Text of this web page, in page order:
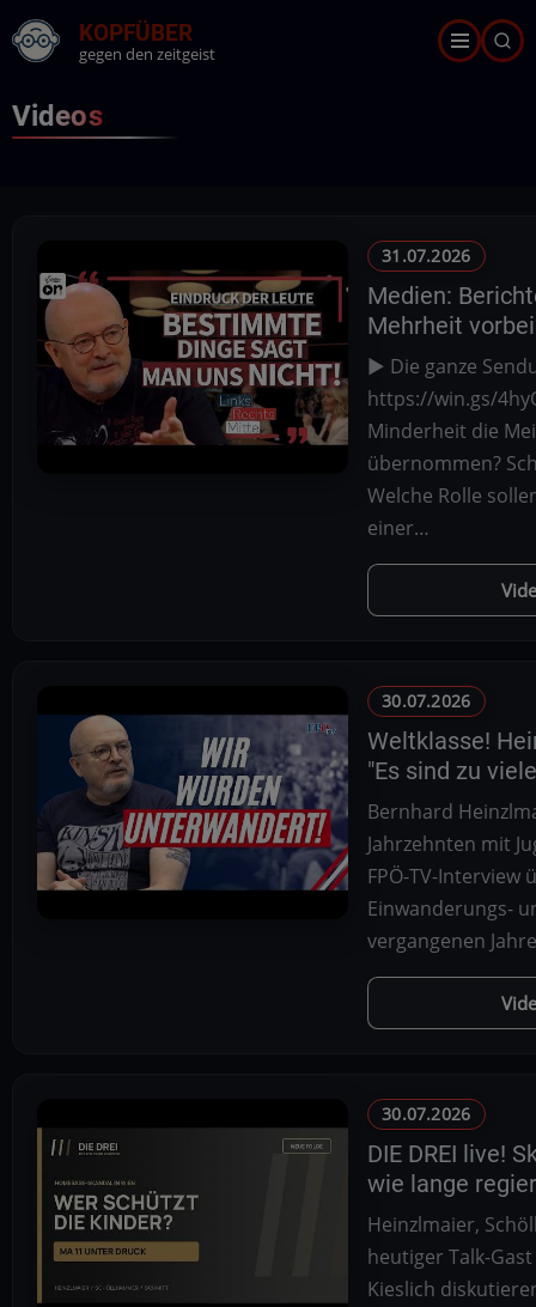
Direkt
zum
KOPFÜBER
gegen den zeitgeist
Videos
31.07.2026
Medien:
Mehrheit
▶️ Die ganze
https://win.gs/
Minderheit die
übernommen?
Welche Rolle
einer…
30.07.2026
Weltklasse!
"Es sind zu
Bernhard
Jahrzehnten mit
FPÖ-TV-Interview
Einwanderungs-
vergangenen
30.07.2026
DIE DREI live!
wie lange
Heinzlmaier,
heutiger Talk-
Kieslich